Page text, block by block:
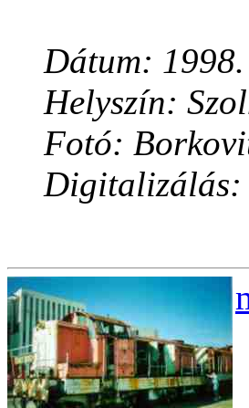
Dátum:
Helyszín:
Fotó:
Digitalizálás: